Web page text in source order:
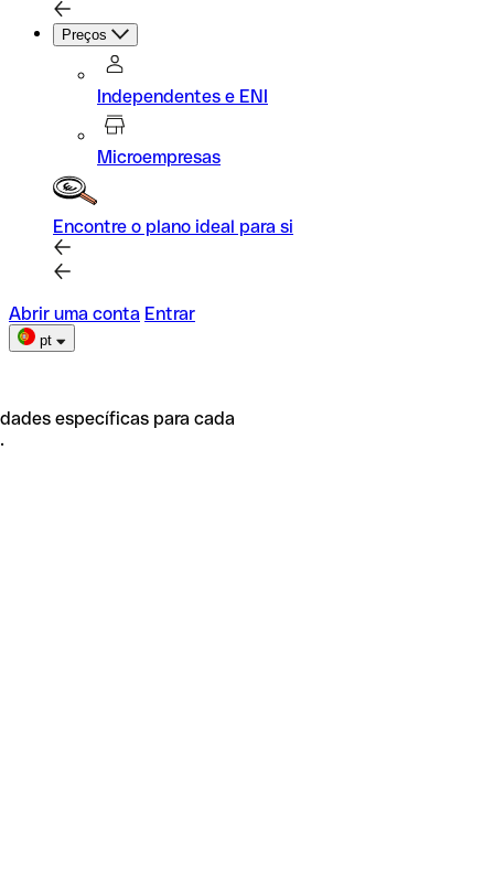
Preços
Independentes e ENI
Microempresas
Encontre o plano ideal para si
Abrir uma conta Entrar
pt
específicas para cada